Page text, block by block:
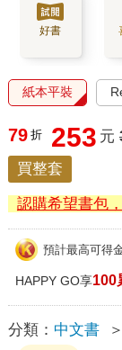
好書
紙本平裝
79 折 253 元
買整套
認購希望書包
預計最高可得
HAPPY GO享100
分類： 中文書 ＞